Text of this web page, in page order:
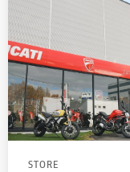
STORE